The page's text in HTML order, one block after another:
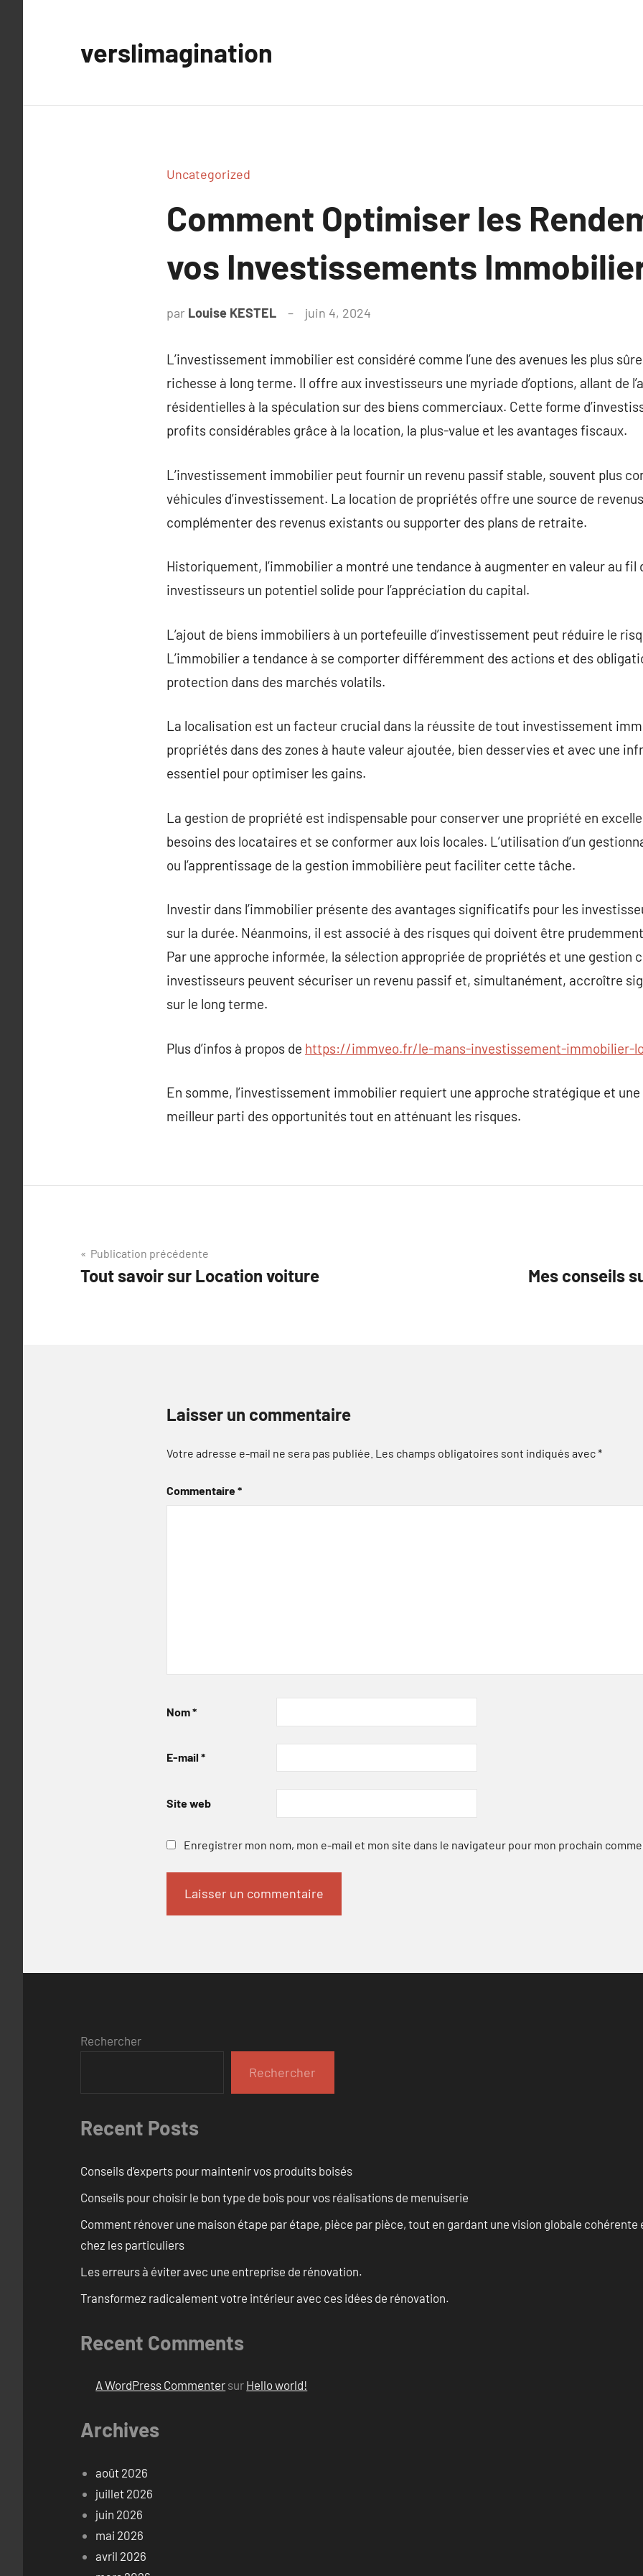
verslimagination
Uncategorized
Comment Optimiser les
vos Investissements
par Louise KESTEL juin 4, 2024
L’investissement immobilier est considéré comme l’une des avenues les plus
richesse à long terme. Il offre aux investisseurs une myriade d’options, allant de
résidentielles à la spéculation sur des biens commerciaux. Cette forme
profits considérables grâce à la location, la plus-value et les avantages fiscaux.
L’investissement immobilier peut fournir un revenu passif stable, souvent plus
véhicules d’investissement. La location de propriétés offre une source de
complémenter des revenus existants ou supporter des plans de retraite.
Historiquement, l’immobilier a montré une tendance à augmenter en valeur au
investisseurs un potentiel solide pour l’appréciation du capital.
L’ajout de biens immobiliers à un portefeuille d’investissement peut réduire le
L’immobilier a tendance à se comporter différemment des actions et des
protection dans des marchés volatils.
La localisation est un facteur crucial dans la réussite de tout investissement
propriétés dans des zones à haute valeur ajoutée, bien desservies et avec une
essentiel pour optimiser les gains.
La gestion de propriété est indispensable pour conserver une propriété en
besoins des locataires et se conformer aux lois locales. L’utilisation d’un
ou l’apprentissage de la gestion immobilière peut faciliter cette tâche.
Investir dans l’immobilier présente des avantages significatifs pour les
sur la durée. Néanmoins, il est associé à des risques qui doivent être
Par une approche informée, la sélection appropriée de propriétés et une gestion
investisseurs peuvent sécuriser un revenu passif et, simultanément, accroître
sur le long terme.
Plus d’infos à propos de https://immveo.fr/le-mans-investissement-immobilier-
En somme, l’investissement immobilier requiert une approche stratégique et
meilleur parti des opportunités tout en atténuant les risques.
Navigation
de
Publication précédente
Tout savoir sur Location voiture Mes conseils
Laisser un commentaire
Votre adresse e-mail ne sera pas publiée. Les champs obligatoires sont indiqués avec*
Commentaire*
Nom*
E-mail *
Site web
Enregistrer mon nom, mon e-mail et mon site dans le navigateur pour mon prochain
Rechercher
Rechercher
Recent Posts
Conseils d’experts pour maintenir vos produits boisés
Conseils pour choisir le bon type de bois pour vos réalisations de menuiserie
Comment rénover une maison étape par étape, pièce par pièce, tout en gardant une vision globale
chez les particuliers
Les erreurs à éviter avec une entreprise de rénovation.
Transformez radicalement votre intérieur avec ces idées de rénovation.
Recent Comments
A WordPress Commenter sur Hello world!
Archives
août 2026
juillet 2026
juin 2026
mai 2026
avril 2026